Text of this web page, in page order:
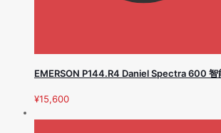
EMERSON P144.R4 Daniel Spectra 600 智
¥15,600